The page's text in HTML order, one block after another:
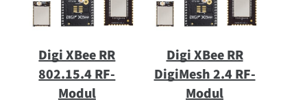
Digi XBee RR
802.15.4 RF-
Modul
Digi XBee RR
DigiMesh 2.4 RF-
Modul